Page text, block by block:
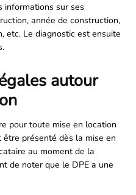
informations sur ses
année de construction,
etc. Le diagnostic est ensuite
autour
pour toute mise en location
présenté dès la mise en
au moment de la
de noter que le DPE a une